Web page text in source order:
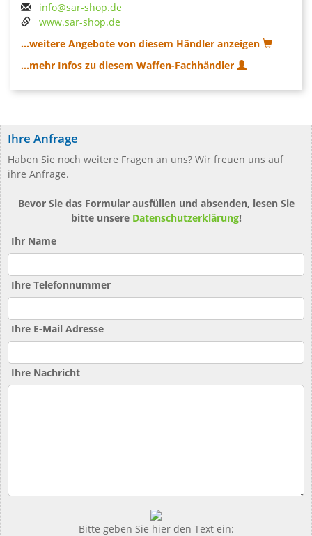
info@sar-shop.de
www.sar-shop.de
...weitere Angebote von diesem Händler anzeigen
...mehr Infos zu diesem Waffen-Fachhändler
Ihre Anfrage
Haben Sie noch weitere Fragen an uns? Wir freuen uns auf
ihre Anfrage.
Bevor Sie das Formular ausfüllen und absenden, lesen Sie
bitte unsere Datenschutzerklärung!
Ihr Name
Ihre Telefonnummer
Ihre E-Mail Adresse
Ihre Nachricht
Bitte geben Sie hier den Text ein: